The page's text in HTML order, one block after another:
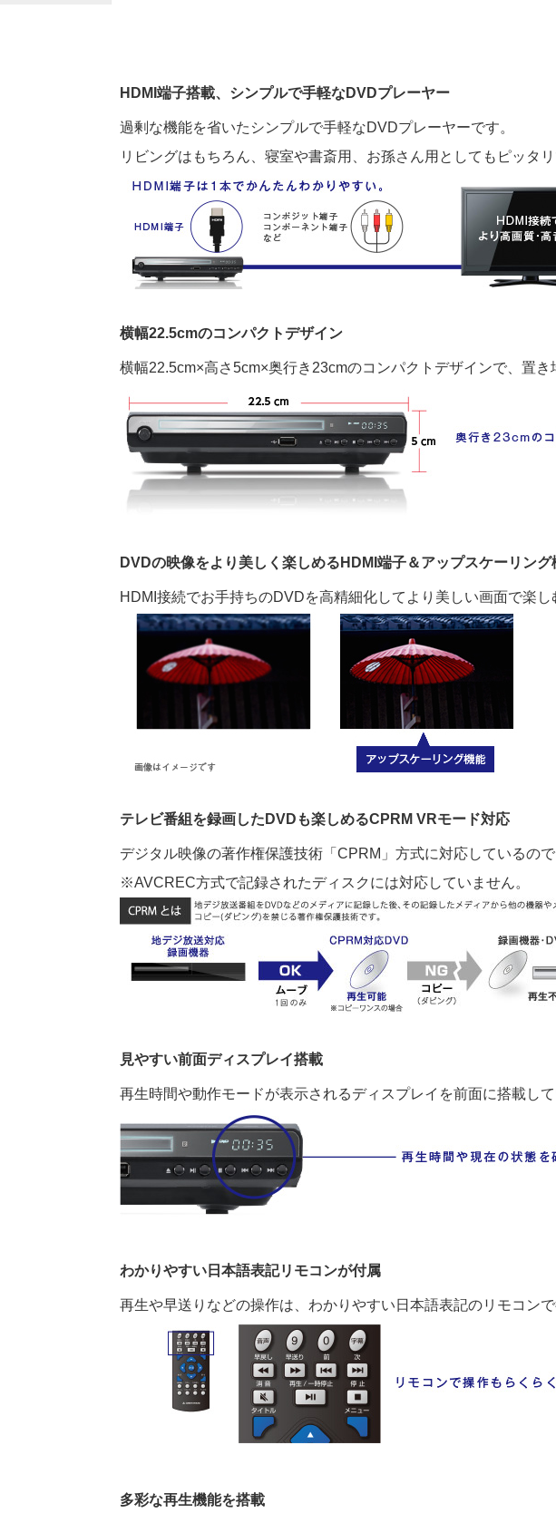
HDMI端子搭載、シンプルで手軽なDVDプレーヤー
過剰な機能を省いたシンプルで手軽なDVDプレーヤーです。
リビングはもちろん、寝室や書斎用、お孫さん用としてもピッタリ
横幅22.5cmのコンパクトデザイン
横幅22.5cm×高さ5cm×奥行き23cmのコンパクトデザインで、置
DVDの映像をより美しく楽しめるHDMI端子＆アップスケーリング
HDMI接続でお手持ちのDVDを高精細化してより美しい画面で楽し
テレビ番組を録画したDVDも楽しめるCPRM VRモード対応
デジタル映像の著作権保護技術「CPRM」方式に対応しているの
※AVCREC方式で記録されたディスクには対応していません。
見やすい前面ディスプレイ搭載
再生時間や動作モードが表示されるディスプレイを前面に搭載して
わかりやすい日本語表記リモコンが付属
再生や早送りなどの操作は、わかりやすい日本語表記のリモコン
多彩な再生機能を搭載